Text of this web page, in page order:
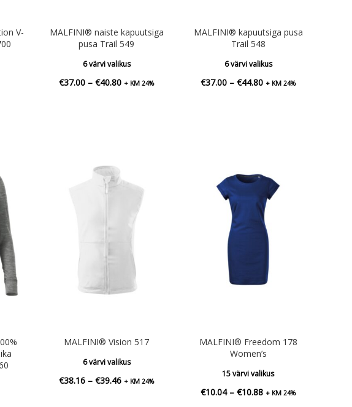
V-
MALFINI® naiste kapuutsiga
pusa Trail 549
6 värvi valikus
€37.00 – €40.80Hinnavahemik:
+ KM 24%
MALFINI® kapuutsiga pusa
Trail 548
6 värvi valikus
€37.00 – €44.80Hinnavahemik:
+ KM 24%
MALFINI® Vision 517
6 värvi valikus
€38.16 – €39.46Hinnavahemik:
+ KM 24%
MALFINI® Freedom 178
Women’s
15 värvi valikus
€10.04 – €10.88Hinnavahemik:
+ KM 24%